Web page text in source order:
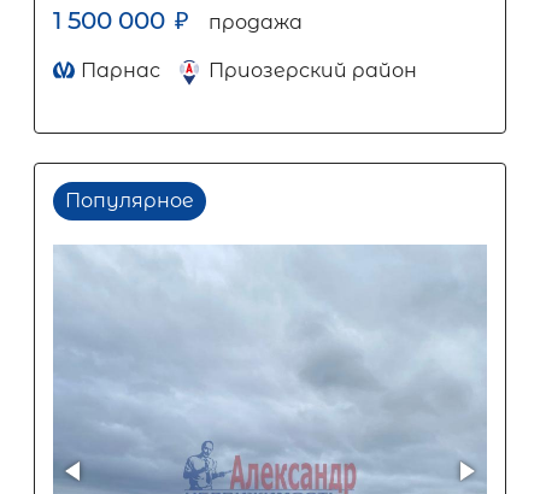
1 500 000 ₽ продажа
Парнас Приозерский район
Популярное